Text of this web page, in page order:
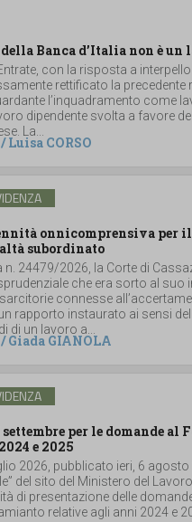
Banca d’Italia non è un
Entrate, con la risposta a
rettificato la precedente
l’inquadramento come
dipendente svolta a favore
La...
/Luisa CORSO
onnicomprensiva per
subordinato
n. 24479/2026, la Corte di
che era sorto al suo
connesse
rapporto instaurato ai sensi
di un lavoro a...
/Giada GIANOLA
per le domande al
e 2025
2026, pubblicato ieri, 6
del sito del Ministero del
di presentazione delle
relative agli anni 2024 e